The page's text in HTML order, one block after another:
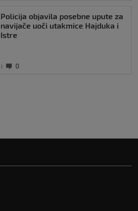
Policija objavila posebne upute za
navijače uoči utakmice Hajduka i
Istre
0